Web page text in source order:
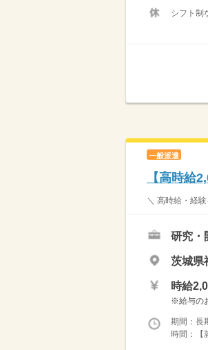
シフト制
一般派遣
【高時給
＼ 高時給・経
研究・
茨城県
時給
※給与の
期間：
時間：【